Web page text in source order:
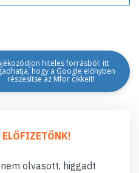
hiteles forrásból: itt
hogy a Google előnyben
részesítse az Mfor cikkeit!
ELŐFIZETŐNK!
olvasott, higgadt